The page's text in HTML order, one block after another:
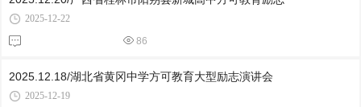
2025-12-22
86
2025.12.18/湖北省黄冈中学方可教育大型励志演讲会
2025-12-19